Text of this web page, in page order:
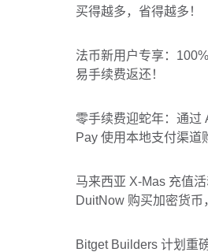
买得越多，省得越多！
法币新用户专享：
易手续费返还！
零手续费迎蛇年：通过
Pay 使用本地支付渠道
马来西亚 X-Mas 充值
DuitNow 购买加密货币
Bitget Builders 计划重